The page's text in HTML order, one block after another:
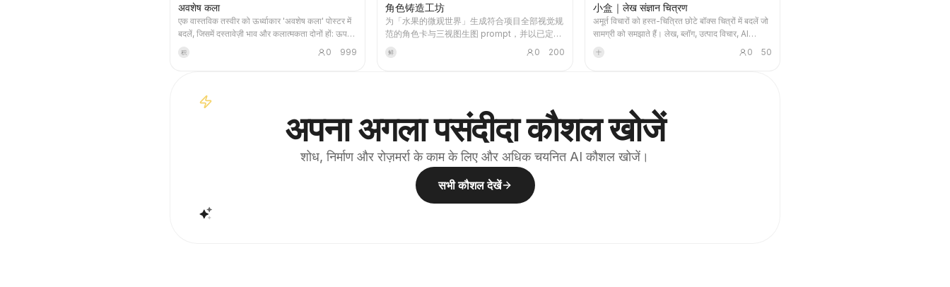
अवशेष कला
एक वास्तविक तस्वीर को ऊर्ध्वाकार 'अवशेष कला' पोस्टर में
बदलें, जिसमें दस्तावेज़ी भाव और कलात्मकता दोनों हों: ऊपरी
भाग में बिना किसी बदलाव के मूल तस्वीर रखी जाती है, और
निचले भाग में गर्म कागज़ या संयमित प्रकाश-छाया स्थान के
पोस्टर नहीं है, बल्कि कुछ स्याही ब्लॉक, नरम किनारों, खाली
जगह और विरल रेखाओं के माध्यम से, वास्तुकला, शहर, जल
सतह, सड़क, मानव पैमाने, क्षितिज और प्रकाश-छाया संबंधों
को उभारता है, ताकि विषय थंबनेल में भी पहचाना जा सके।
चित्र का समग्र वातावरण शांत, संयमित और आधुनिक प्रिंट
जैसी बनावट पर ज़ोर देता है; रंग मूल छवि से लिए जाते हैं,
आमतौर पर बहुत छोटा, काव्यात्मक और गैलरी लेबल जैसा रखा
积 0 999
角色铸造工坊
为「水果的微观世界」生成符合项目全部视觉规
范的角色卡与三视图生图 prompt，并以已定稿
角色作风格主模板锚定、出图后对照检查清单自
查。使用该技能，可以合理规避一些出图过程中
鲜 0 200
小盒｜लेख संज्ञान चित्रण
अमूर्त विचारों को हस्त-चित्रित छोटे बॉक्स चित्रों में बदलें जो
सामग्री को समझाते हैं। लेख, ब्लॉग, उत्पाद विचार, AI
कार्यप्रवाह, विधियाँ और ज्ञान नोट्स के लिए उपयुक्त; 小盒
हमेशा बंद रहता है और संग्रह, फ़िल्टरिंग, व्यवस्थित करना,
十 0 50
अपना अगला पसंदीदा कौशल खोजें
शोध, निर्माण और रोज़मर्रा के काम के लिए और अधिक चयनित AI कौशल खोजें।
सभी कौशल देखें